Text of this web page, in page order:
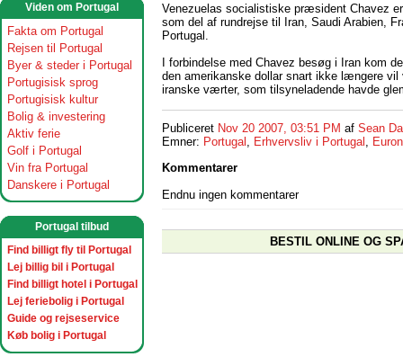
Viden om Portugal
Fakta om Portugal
Rejsen til Portugal
Byer & steder i Portugal
Portugisisk sprog
Portugisisk kultur
Bolig & investering
Aktiv ferie
Golf i Portugal
Vin fra Portugal
Danskere i Portugal
Portugal tilbud
Find billigt fly til Portugal
Lej billig bil i Portugal
Find billigt hotel i Portugal
Lej feriebolig i Portugal
Guide og rejseservice
Køb bolig i Portugal
Venezuelas socialistiske præsident Chavez
som del af rundrejse til Iran, Saudi Arabien,
Portugal.
I forbindelse med Chavez besøg i Iran kom
den amerikanske dollar snart ikke længere
iranske værter, som tilsyneladende havde
Publiceret Nov 20 2007, 03:51 PM af Sean
Emner: Portugal , Erhvervsliv i Portugal ,
Kommentarer
Endnu ingen kommentarer
BESTIL ONLINE OG